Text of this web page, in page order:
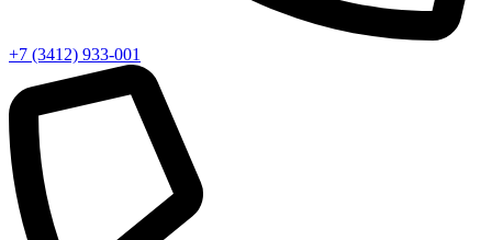
+7 (3412) 933-001